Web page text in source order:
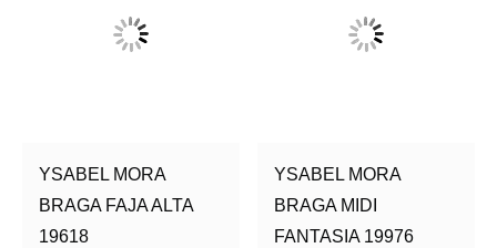
YSABEL MORA
BRAGA FAJA ALTA
19618
YSABEL MORA
BRAGA MIDI
FANTASIA 19976